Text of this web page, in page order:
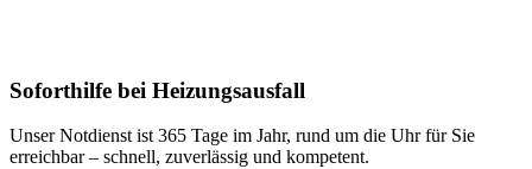
Soforthilfe bei Heizungsausfall
Unser Notdienst ist 365 Tage im Jahr, rund um die Uhr für Sie
erreichbar – schnell, zuverlässig und kompetent.